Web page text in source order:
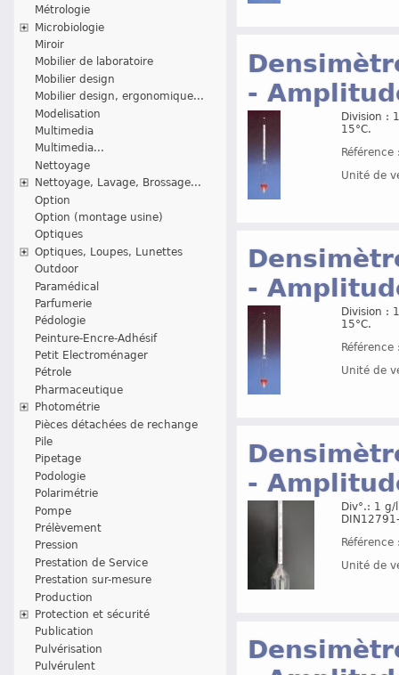
Métrologie
Microbiologie
Miroir
Mobilier de laboratoire
Mobilier design
Mobilier design, ergonomique...
Modelisation
Multimedia
Multimedia...
Nettoyage
Nettoyage, Lavage, Brossage...
Option
Option (montage usine)
Optiques
Optiques, Loupes, Lunettes
Outdoor
Paramédical
Parfumerie
Pédologie
Peinture-Encre-Adhésif
Petit Electroménager
Pétrole
Pharmaceutique
Photométrie
Pièces détachées de rechange
Pile
Pipetage
Podologie
Polarimétrie
Pompe
Prélèvement
Pression
Prestation de Service
Prestation sur-mesure
Production
Protection et sécurité
Publication
Pulvérisation
Pulvérulent
-
Division :
15°C.
Unité de
-
Division :
15°C.
Unité de
-
Div°.: 1
Unité de